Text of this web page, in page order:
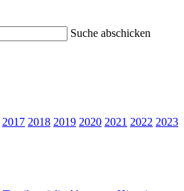
Suche abschicken
2017 2018 2019 2020 2021 2022 2023